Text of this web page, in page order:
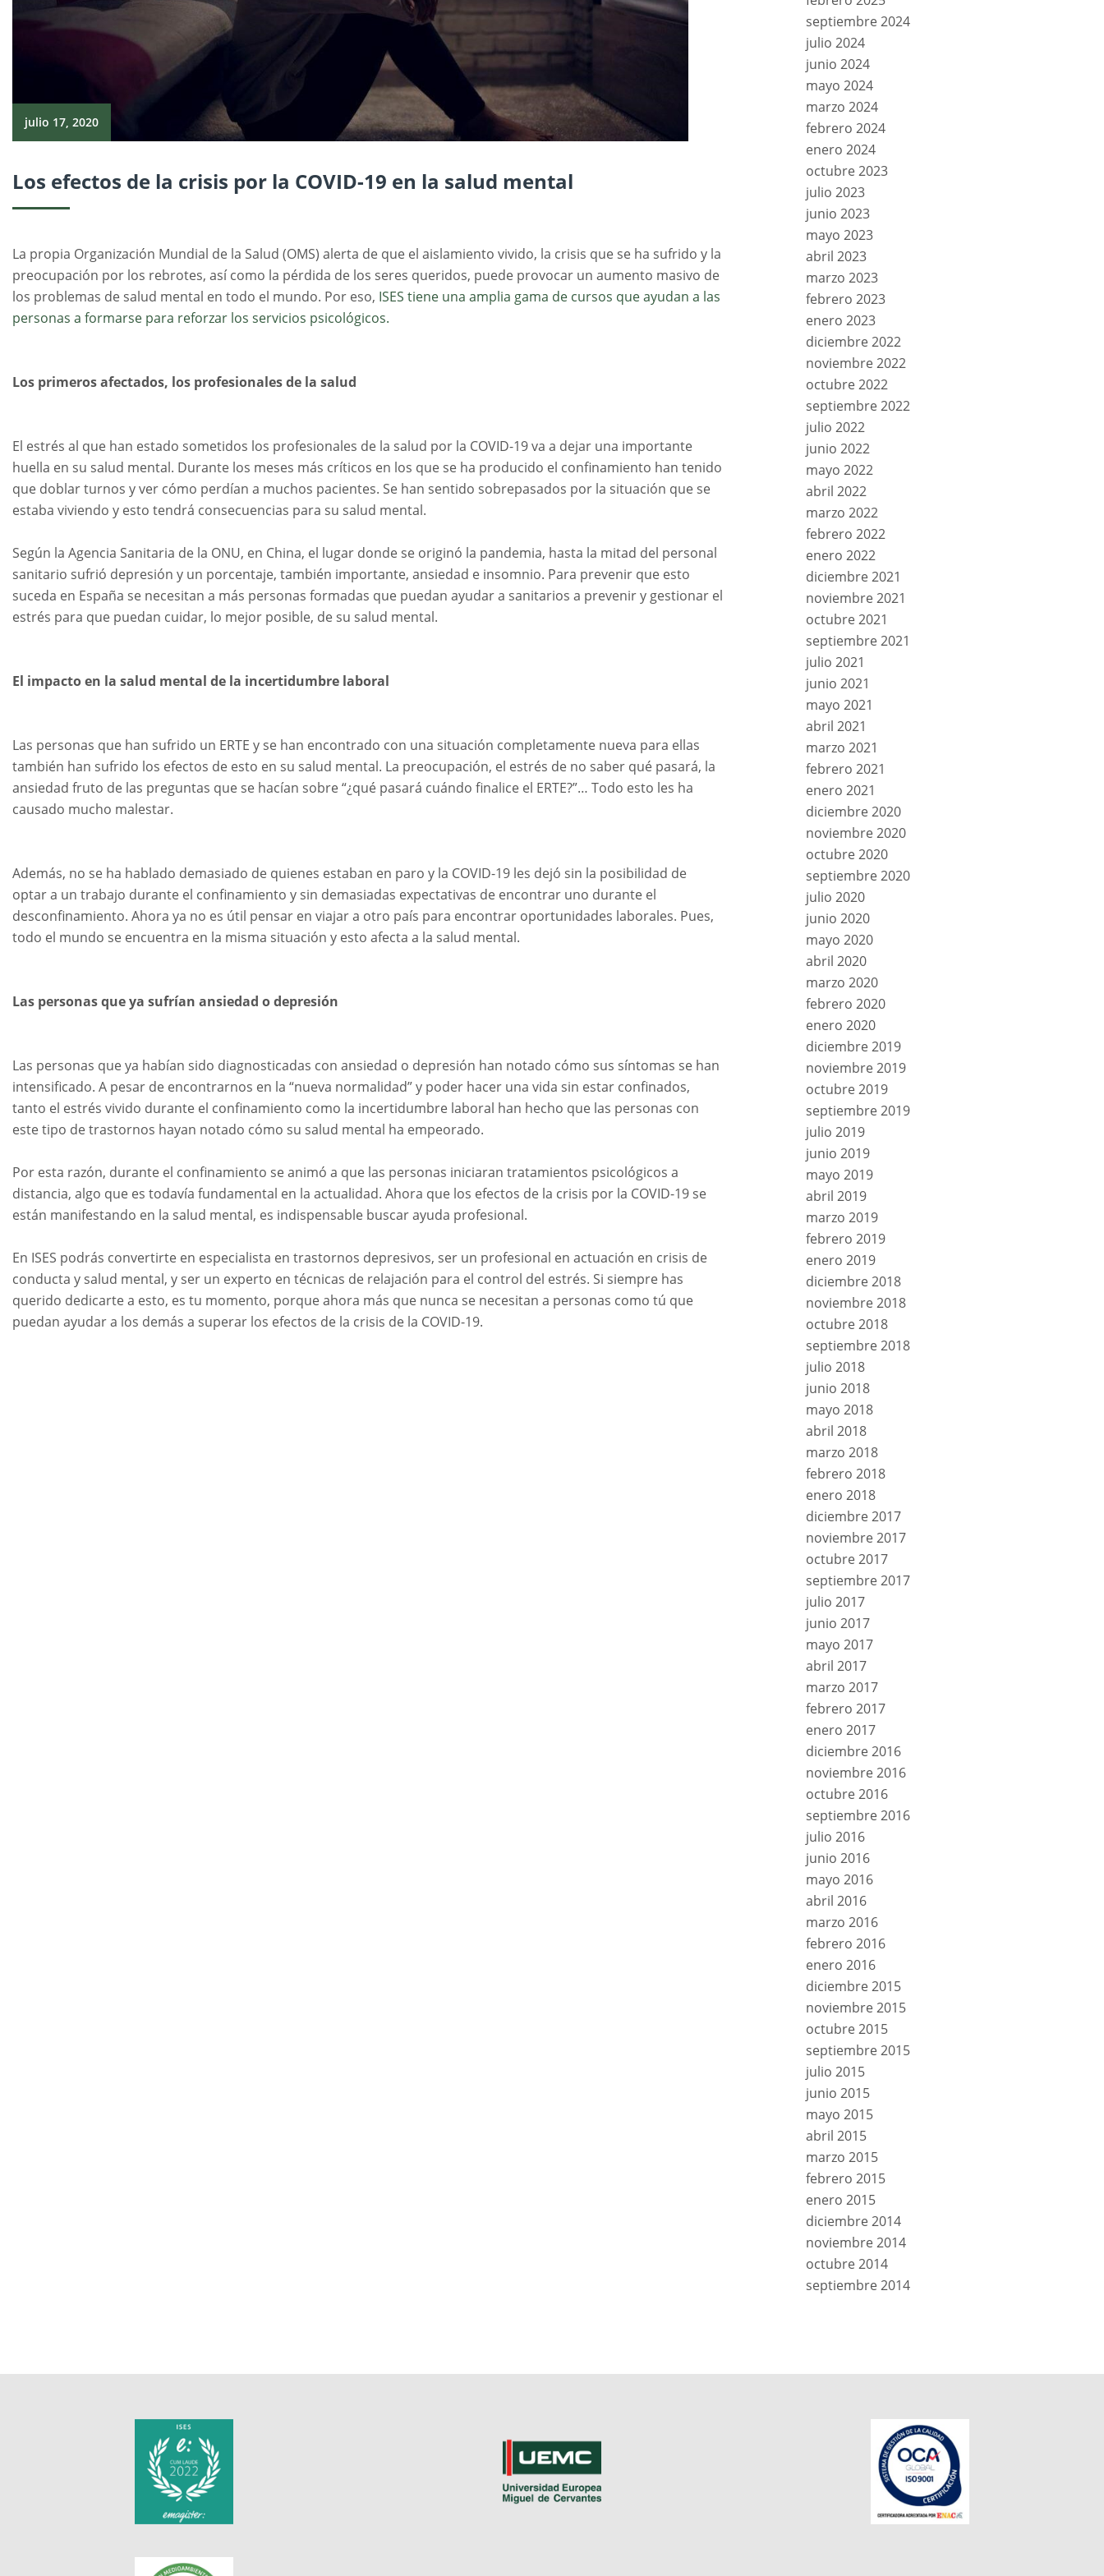
julio 17, 2020
Los efectos de la crisis por la COVID-19 en la salud mental
La propia Organización Mundial de la Salud (OMS) alerta de que el aislamiento vivido, la crisis que se ha sufrido y la
preocupación por los rebrotes, así como la pérdida de los seres queridos, puede provocar un aumento masivo de
los problemas de salud mental en todo el mundo. Por eso, ISES tiene una amplia gama de cursos que ayudan a las
personas a formarse para reforzar los servicios psicológicos.
Los primeros afectados, los profesionales de la salud
El estrés al que han estado sometidos los profesionales de la salud por la COVID-19 va a dejar una importante
huella en su salud mental. Durante los meses más críticos en los que se ha producido el confinamiento han tenido
que doblar turnos y ver cómo perdían a muchos pacientes. Se han sentido sobrepasados por la situación que se
estaba viviendo y esto tendrá consecuencias para su salud mental.
Según la Agencia Sanitaria de la ONU, en China, el lugar donde se originó la pandemia, hasta la mitad del personal
sanitario sufrió depresión y un porcentaje, también importante, ansiedad e insomnio. Para prevenir que esto
suceda en España se necesitan a más personas formadas que puedan ayudar a sanitarios a prevenir y gestionar el
estrés para que puedan cuidar, lo mejor posible, de su salud mental.
El impacto en la salud mental de la incertidumbre laboral
Las personas que han sufrido un ERTE y se han encontrado con una situación completamente nueva para ellas
también han sufrido los efectos de esto en su salud mental. La preocupación, el estrés de no saber qué pasará, la
ansiedad fruto de las preguntas que se hacían sobre “¿qué pasará cuándo finalice el ERTE?”… Todo esto les ha
causado mucho malestar.
Además, no se ha hablado demasiado de quienes estaban en paro y la COVID-19 les dejó sin la posibilidad de
optar a un trabajo durante el confinamiento y sin demasiadas expectativas de encontrar uno durante el
desconfinamiento. Ahora ya no es útil pensar en viajar a otro país para encontrar oportunidades laborales. Pues,
todo el mundo se encuentra en la misma situación y esto afecta a la salud mental.
Las personas que ya sufrían ansiedad o depresión
Las personas que ya habían sido diagnosticadas con ansiedad o depresión han notado cómo sus síntomas se han
intensificado. A pesar de encontrarnos en la “nueva normalidad” y poder hacer una vida sin estar confinados,
tanto el estrés vivido durante el confinamiento como la incertidumbre laboral han hecho que las personas con
este tipo de trastornos hayan notado cómo su salud mental ha empeorado.
Por esta razón, durante el confinamiento se animó a que las personas iniciaran tratamientos psicológicos a
distancia, algo que es todavía fundamental en la actualidad. Ahora que los efectos de la crisis por la COVID-19 se
están manifestando en la salud mental, es indispensable buscar ayuda profesional.
En ISES podrás convertirte en especialista en trastornos depresivos, ser un profesional en actuación en crisis de
conducta y salud mental, y ser un experto en técnicas de relajación para el control del estrés. Si siempre has
querido dedicarte a esto, es tu momento, porque ahora más que nunca se necesitan a personas como tú que
puedan ayudar a los demás a superar los efectos de la crisis de la COVID-19.
septiembre 2024
julio 2024
junio 2024
mayo 2024
marzo 2024
febrero 2024
enero 2024
octubre 2023
julio 2023
junio 2023
mayo 2023
abril 2023
marzo 2023
febrero 2023
enero 2023
diciembre 2022
noviembre 2022
octubre 2022
septiembre 2022
julio 2022
junio 2022
mayo 2022
abril 2022
marzo 2022
febrero 2022
enero 2022
diciembre 2021
noviembre 2021
octubre 2021
septiembre 2021
julio 2021
junio 2021
mayo 2021
abril 2021
marzo 2021
febrero 2021
enero 2021
diciembre 2020
noviembre 2020
octubre 2020
septiembre 2020
julio 2020
junio 2020
mayo 2020
abril 2020
marzo 2020
febrero 2020
enero 2020
diciembre 2019
noviembre 2019
octubre 2019
septiembre 2019
julio 2019
junio 2019
mayo 2019
abril 2019
marzo 2019
febrero 2019
enero 2019
diciembre 2018
noviembre 2018
octubre 2018
septiembre 2018
julio 2018
junio 2018
mayo 2018
abril 2018
marzo 2018
febrero 2018
enero 2018
diciembre 2017
noviembre 2017
octubre 2017
septiembre 2017
julio 2017
junio 2017
mayo 2017
abril 2017
marzo 2017
febrero 2017
enero 2017
diciembre 2016
noviembre 2016
octubre 2016
septiembre 2016
julio 2016
junio 2016
mayo 2016
abril 2016
marzo 2016
febrero 2016
enero 2016
diciembre 2015
noviembre 2015
octubre 2015
septiembre 2015
julio 2015
junio 2015
mayo 2015
abril 2015
marzo 2015
febrero 2015
enero 2015
diciembre 2014
noviembre 2014
octubre 2014
septiembre 2014